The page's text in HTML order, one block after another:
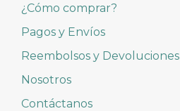
¿Cómo comprar?
Pagos y Envíos
Reembolsos y Devoluciones
Nosotros
Contáctanos